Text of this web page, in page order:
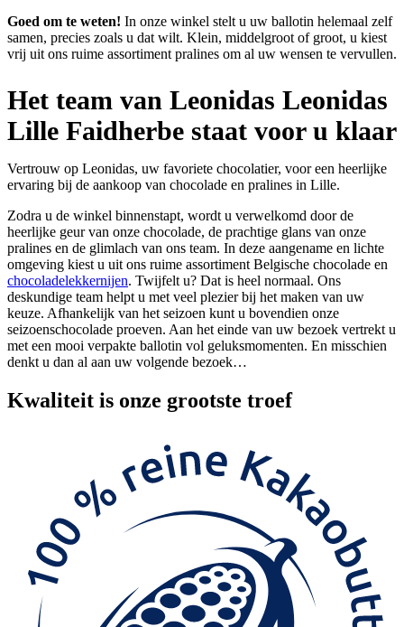
Goed om te weten! In onze winkel stelt u uw ballotin helemaal zelf
samen, precies zoals u dat wilt. Klein, middelgroot of groot, u kiest
vrij uit ons ruime assortiment pralines om al uw wensen te vervullen.
Het team van Leonidas Leonidas
Lille Faidherbe staat voor u klaar
Vertrouw op Leonidas, uw favoriete chocolatier, voor een heerlijke
ervaring bij de aankoop van chocolade en pralines in Lille.
Zodra u de winkel binnenstapt, wordt u verwelkomd door de
heerlijke geur van onze chocolade, de prachtige glans van onze
pralines en de glimlach van ons team. In deze aangename en lichte
omgeving kiest u uit ons ruime assortiment Belgische chocolade en
chocoladelekkernijen. Twijfelt u? Dat is heel normaal. Ons
deskundige team helpt u met veel plezier bij het maken van uw
keuze. Afhankelijk van het seizoen kunt u bovendien onze
seizoenschocolade proeven. Aan het einde van uw bezoek vertrekt u
met een mooi verpakte ballotin vol geluksmomenten. En misschien
denkt u dan al aan uw volgende bezoek…
Kwaliteit is onze grootste troef